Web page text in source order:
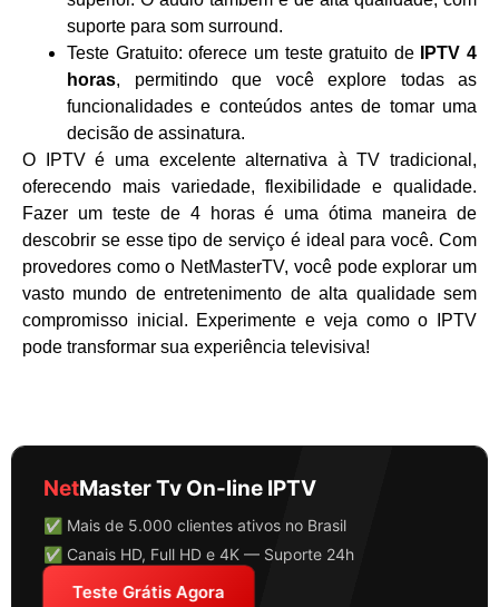
suporte para som surround.
Teste Gratuito: oferece um teste gratuito de
IPTV 4
horas, permitindo que você explore todas as
funcionalidades e conteúdos antes de tomar uma
decisão de assinatura.
O IPTV é uma excelente alternativa à TV tradicional,
oferecendo mais variedade, flexibilidade e qualidade.
Fazer um teste de 4 horas é uma ótima maneira de
descobrir se esse tipo de serviço é ideal para você. Com
provedores como o NetMasterTV, você pode explorar um
vasto mundo de entretenimento de alta qualidade sem
compromisso inicial. Experimente e veja como o IPTV
pode transformar sua experiência televisiva!
NetMaster Tv On-line IPTV
✅ Mais de 5.000 clientes ativos no Brasil
✅ Canais HD, Full HD e 4K — Suporte 24h
Teste Grátis Agora